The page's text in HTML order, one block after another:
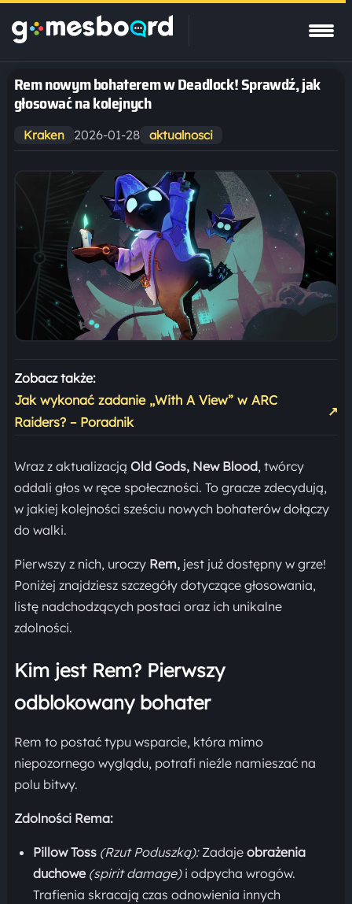
Rem nowym bohaterem w Deadlock! Sprawdź, jak
głosować na kolejnych
Kraken 2026-01-28 aktualnosci
Zobacz także:
Jak wykonać zadanie „With A View” w ARC
Raiders? – Poradnik
↗
Wraz z aktualizacją Old Gods, New Blood, twórcy
oddali głos w ręce społeczności. To gracze zdecydują,
w jakiej kolejności sześciu nowych bohaterów dołączy
do walki.
Pierwszy z nich, uroczy Rem,jest już dostępny w grze!
Poniżej znajdziesz szczegóły dotyczące głosowania,
listę nadchodzących postaci oraz ich unikalne
zdolności.
Kim jest Rem? Pierwszy
odblokowany bohater
Rem to postać typu wsparcie, która mimo
niepozornego wyglądu, potrafi nieźle namieszać na
polu bitwy.
Zdolności Rema:
Pillow Toss (Rzut Poduszką):Zadaje obrażenia
duchowe (spirit damage) i odpycha wrogów.
Trafienia skracają czas odnowienia innych